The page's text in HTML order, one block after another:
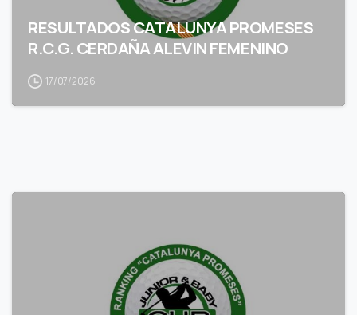
RESULTADOS CATALUNYA PROMESES
R.C.G. CERDAÑA ALEVIN FEMENINO
17/07/2026